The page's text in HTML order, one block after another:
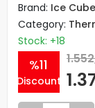
Brand: Ice Cube
Category:
Stock: +18
%11
Discount